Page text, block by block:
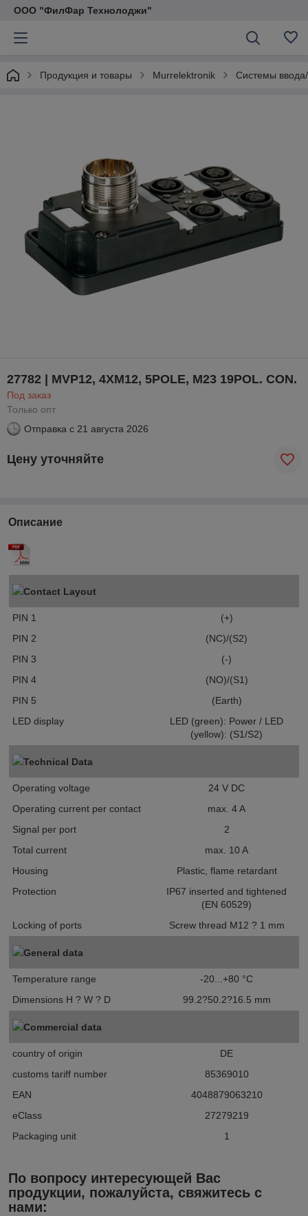
ООО "ФилФар Технолоджи"
Продукция и товары Murrelektronik Системы
27782 | MVP12, 4XM12, 5POLE, M23 19POL. CON.
Под заказ
Только опт
Отправка с 21 августа 2026
Цену уточняйте
Описание
Contact Layout
PIN 1
(+)
PIN 2
(NC)/(S2)
PIN 3
(-)
PIN 4
(NO)/(S1)
PIN 5
(Earth)
LED display
LED (green): Power / LED
(yellow): (S1/S2)
Technical Data
Operating voltage
24 V DC
Operating current per contact
max. 4 A
Signal per port
2
Total current
max. 10 A
Housing
Plastic, flame retardant
Protection
IP67 inserted and tightened
(EN 60529)
Locking of ports
Screw thread M12 ? 1 mm
General data
Temperature range
-20...+80 °C
Dimensions H ? W ? D
99.2?50.2?16.5 mm
Commercial data
country of origin
DE
customs tariff number
85369010
EAN
4048879063210
eClass
27279219
Packaging unit
1
По вопросу интересующей Вас
продукции, пожалуйста, свяжитесь с
нами: